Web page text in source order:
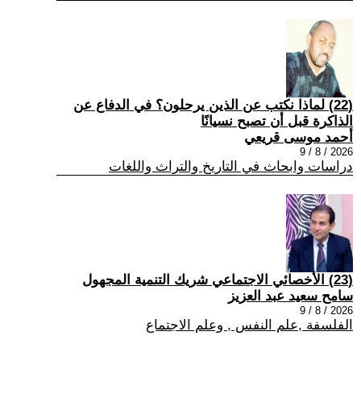
(22) لماذا نكتب عن الذين يرحلون؟ في الدفاع عن
الذاكرة قبل أن تصبح نسيانًا
أحمد موسى قريعي
2026 / 8 / 9
دراسات وابحاث في التاريخ والتراث واللغات
(23) الأخصائي الاجتماعي شريك التنمية المجهول
سامح سعيد عبد العزيز
2026 / 8 / 9
الفلسفة ,علم النفس , وعلم الاجتماع